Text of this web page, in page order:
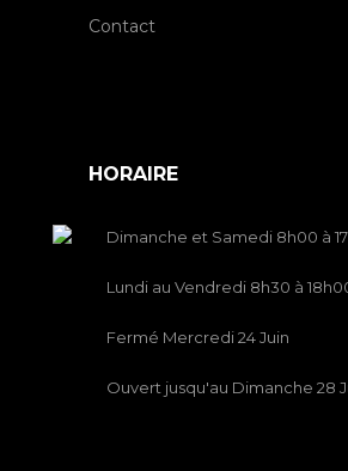
Contact
HORAIRE
Dimanche et Samedi 8h00 à
Lundi au Vendredi 8h30 à
Fermé Mercredi 24 Juin
Ouvert jusqu'au Dimanche 28